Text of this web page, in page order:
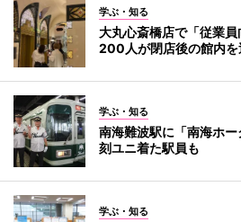
学ぶ・知る
大丸心斎橋店で「従業
200人が閉店後の館内を
学ぶ・知る
南海難波駅に「南海ホ
刻ユニ着た駅員も
学ぶ・知る